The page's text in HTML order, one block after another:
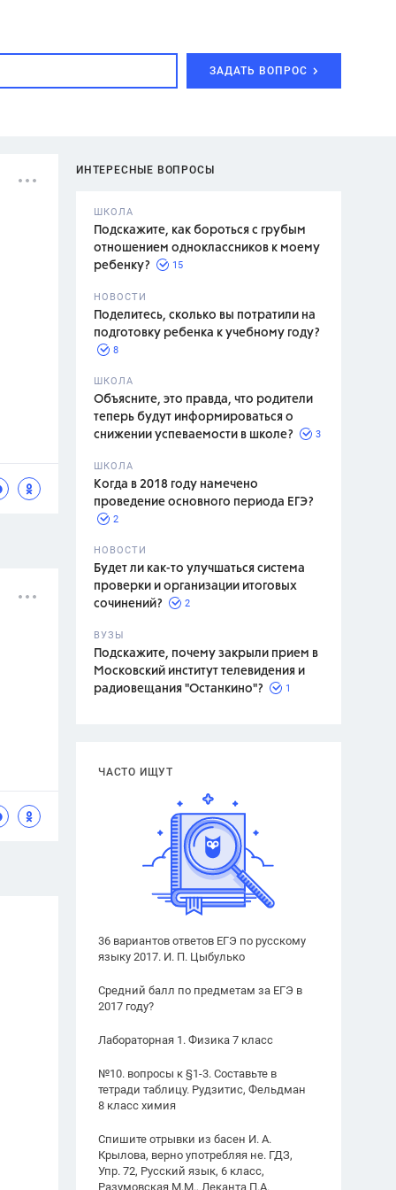
ЗАДАТЬ ВОПРОС
ИНТЕРЕСНЫЕ ВОПРОСЫ
ШКОЛА
Подскажите, как бороться с грубым
отношением одноклассников к моему
ребенку?
15
НОВОСТИ
Поделитесь, сколько вы потратили на
подготовку ребенка к учебному году?
8
ШКОЛА
Объясните, это правда, что родители
теперь будут информироваться о
снижении успеваемости в школе?
3
ШКОЛА
Когда в 2018 году намечено
проведение основного периода ЕГЭ?
2
НОВОСТИ
Будет ли как-то улучшаться система
проверки и организации итоговых
сочинений?
2
ВУЗЫ
Подскажите, почему закрыли прием в
Московский институт телевидения и
радиовещания "Останкино"?
1
ЧАСТО ИЩУТ
36 вариантов ответов ЕГЭ по русскому
языку 2017. И. П. Цыбулько
Средний балл по предметам за ЕГЭ в
2017 году?
Лабораторная 1. Физика 7 класс
№10. вопросы к §1-3. Составьте в
тетради таблицу. Рудзитис, Фельдман
8 класс химия
Спишите отрывки из басен И. А.
Крылова, верно употребляя не. ГДЗ,
Упр. 72, Русский язык, 6 класс,
Разумовская М.М., Леканта П.А.